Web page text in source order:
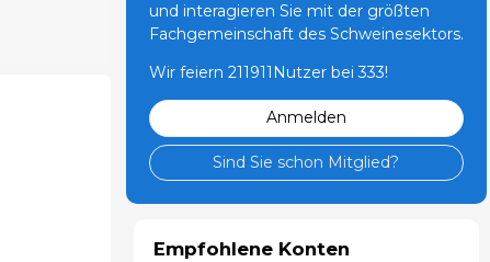
und interagieren Sie mit der größten
Fachgemeinschaft des Schweinesektors.
Wir feiern 211911Nutzer bei 333!
Anmelden
Sind Sie schon Mitglied?
Empfohlene Konten